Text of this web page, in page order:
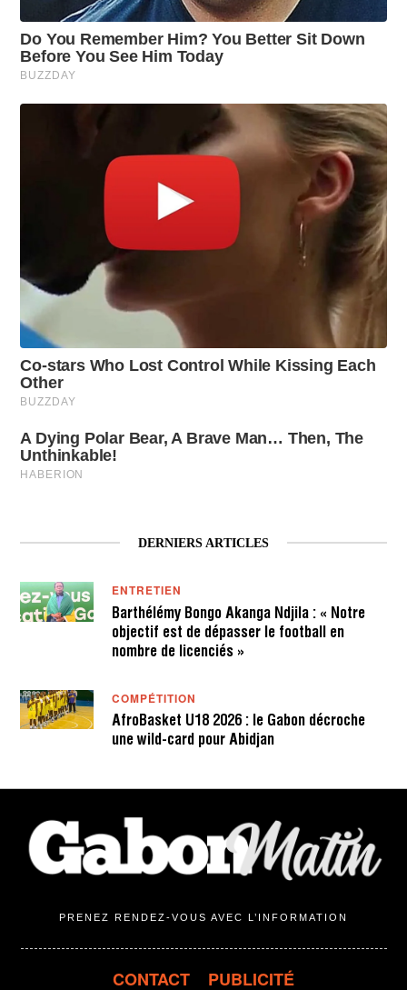
DERNIERS ARTICLES
ENTRETIEN
Barthélémy Bongo Akanga Ndjila : « Notre
objectif est de dépasser le football en
nombre de licenciés »
COMPÉTITION
AfroBasket U18 2026 : le Gabon décroche
une wild-card pour Abidjan
PRENEZ RENDEZ-VOUS AVEC L’INFORMATION
CONTACT PUBLICITÉ